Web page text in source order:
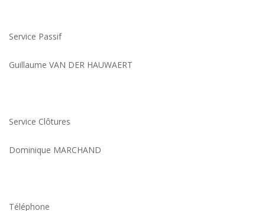
Service Passif
Guillaume VAN DER HAUWAERT
Service Clôtures
Dominique MARCHAND
Téléphone